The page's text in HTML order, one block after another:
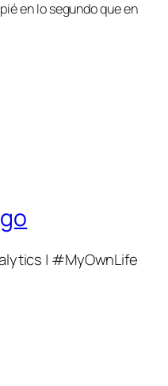
en lo segundo que en
| #MyOwnLife